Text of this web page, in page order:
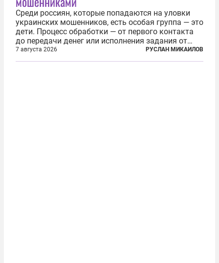
Среди россиян, которые попадаются на уловки
украинских мошенников, есть особая группа — это
дети. Процесс обработки — от первого контакта
до передачи денег или исполнения задания от
кураторов может занять от двух часов до
нескольких месяцев. Детей превращают в
7 августа 2026 РУСЛАН МИКАИЛОВ